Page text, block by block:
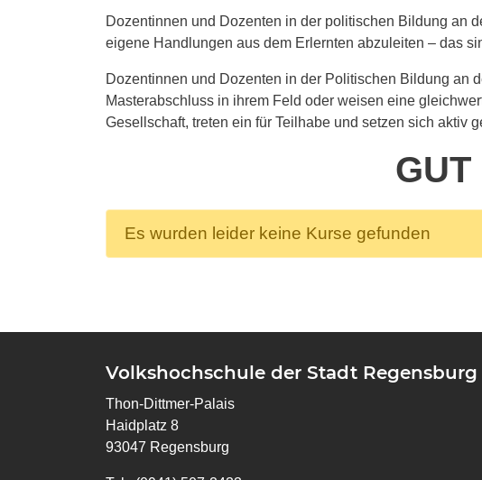
Dozentinnen und Dozenten in der politischen Bildung an
eigene Handlungen aus dem Erlernten abzuleiten – das
Dozentinnen und Dozenten in der Politischen Bildung an
Masterabschluss in ihrem Feld oder weisen eine
Gesellschaft, treten ein für Teilhabe und setzen sich aktiv
GUT
Es wurden leider keine Kurse gefunden
Volkshochschule der Stadt Regensburg
Thon-Dittmer-Palais
Haidplatz 8
93047 Regensburg